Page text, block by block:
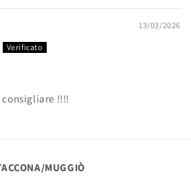
13/03/2026
!!!!
MUGGIÒ